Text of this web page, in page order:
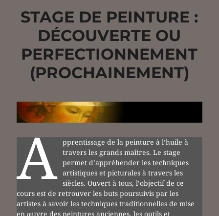
STAGE DE PEINTURE :
DÉCOUVERTE OU
PERFECTIONNEMENT
(PROCHAINEMENT)
A
pprentissage de la peinture à l’huile à
travers les grands maîtres. Le stage
permet d’appréhender les techniques
artistiques et picturales à travers les
siècles. Ouvert à tous, l’objectif de ce
cours est de retrouver les buts poursuivis par les
artistes à savoir les techniques traditionnelles de mise
en œuvre des peintures anciennes, les outils et